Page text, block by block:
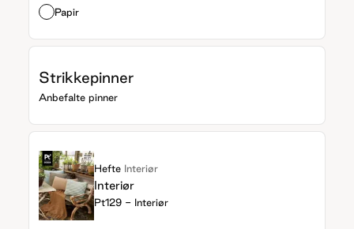
Papir
Strikkepinner
Anbefalte pinner
Hefte Interiør
Interiør
Pt129 - Interiør